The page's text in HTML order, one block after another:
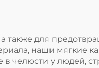
с
также для
наши мягкие
челюсти у людей,